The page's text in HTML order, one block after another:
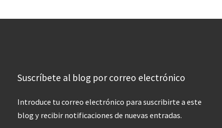
Suscríbete al blog por correo electrónico
Introduce tu correo electrónico para suscribirte a este
blog y recibir notificaciones de nuevas entradas.